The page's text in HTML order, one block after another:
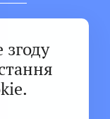
згоду